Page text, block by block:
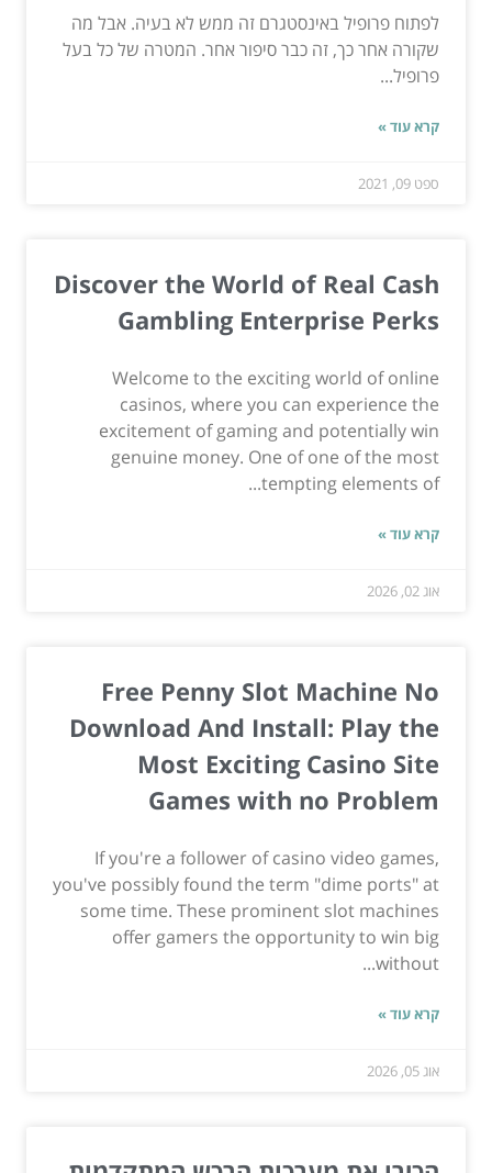
לפתוח פרופיל באינסטגרם זה ממש לא בעיה. אבל מה
שקורה אחר כך, זה כבר סיפור אחר. המטרה של כל בעל
פרופיל...
קרא עוד »
ספט 09, 2021
Discover the World of Real Cash
Gambling Enterprise Perks
Welcome to the exciting world of online
casinos, where you can experience the
excitement of gaming and potentially win
genuine money. One of one of the most
tempting elements of...
קרא עוד »
אוג 02, 2026
Free Penny Slot Machine No
Download And Install: Play the
Most Exciting Casino Site
Games with no Problem
If you're a follower of casino video games,
you've possibly found the term "dime ports" at
some time. These prominent slot machines
offer gamers the opportunity to win big
without...
קרא עוד »
אוג 05, 2026